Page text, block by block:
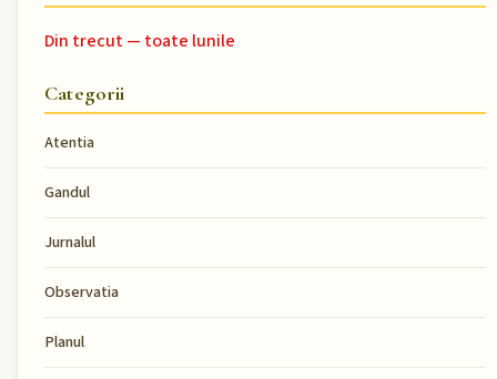
Din trecut — toate lunile
Categorii
Atentia
Gandul
Jurnalul
Observatia
Planul